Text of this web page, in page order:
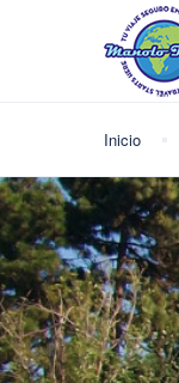
Inicio